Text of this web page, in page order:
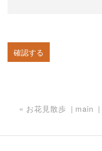
« お花見散歩 main